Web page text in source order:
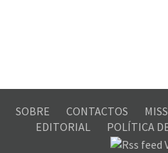
SOBRE CONTACTOS
EDITORIAL
POLÍTICA